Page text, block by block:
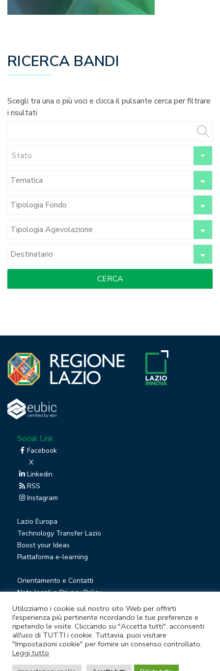
RICERCA BANDI
Scegli tra una o più voci e clicca il pulsante cerca per filtrare
i risultati
Stato
Social Link
Facebook
X
Linkedin
RSS
Instagram
Lazio Europa
Technology Transfer Lazio
Boost your Ideas
Piattaforma e-learning
Orientamento e Contatti
Note legali e Privacy Policy
Privacy Newsletter
Società trasparente
Whistleblowing
© Lazio Innova S.p.A. società soggetta a direzione e
coordinamento della Regione Lazio
Utilizziamo i cookie sul nostro sito Web per offrirti
l'esperienza più pertinente ricordando le tue preferenze e
ripetendo le visite. Cliccando su "Accetta tutti", acconsenti
all'uso di TUTTI i cookie. Tuttavia, puoi visitare
"Impostazioni cookie" per fornire un consenso controllato.
Leggi tutto